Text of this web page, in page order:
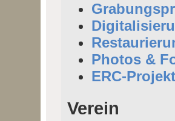
Photos &
ERC-
Verein